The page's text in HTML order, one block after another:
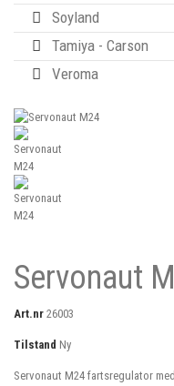
Soyland
Tamiya - Carson
Veroma
Servonaut
Art.nr 26003
Tilstand Ny
Servonaut M24 fartsregulator